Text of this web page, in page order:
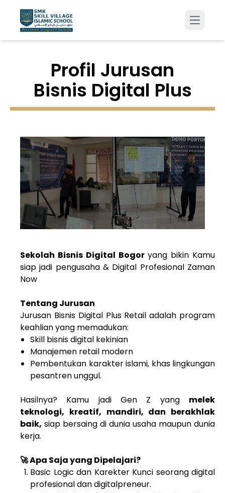
Open
Profil Jurusan
Bisnis Digital Plus
Sekolah Bisnis Digital Bogoryang bikin Kamu
siap jadi pengusaha & Digital Profesional Zaman
Now
Tentang Jurusan
Jurusan Bisnis Digital Plus Retail adalah program
keahlian yang memadukan:
Skill bisnis digital kekinian
Manajemen retail modern
Pembentukan karakter islami, khas lingkungan
pesantren unggul.
Hasilnya? Kamu jadi Gen Z yang melek
teknologi, kreatif, mandiri, dan berakhlak
baik, siap bersaing di dunia usaha maupun dunia
kerja.
🚀 Apa Saja yang Dipelajari?
Basic Logic dan Karekter Kunci seorang digital
profesional dan digitalpreneur.